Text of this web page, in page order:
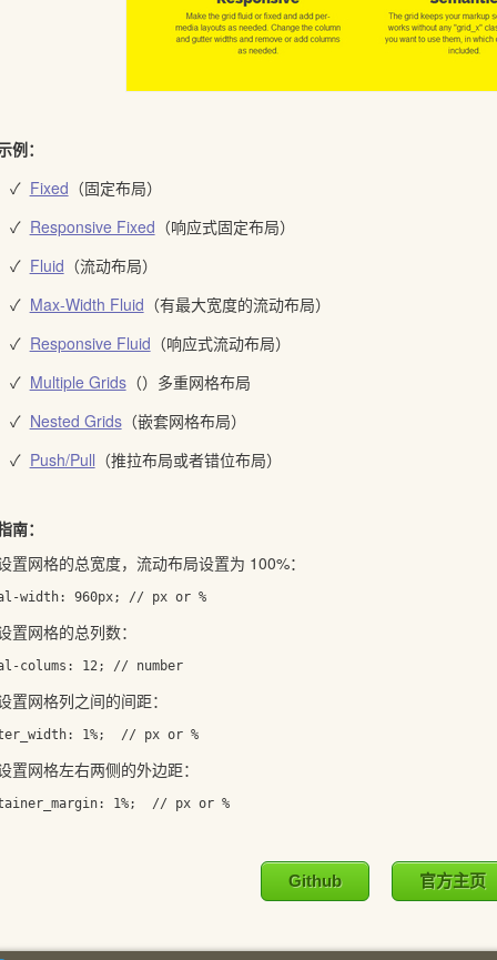
例：
✓ Fixed （固定布局）
✓ Responsive Fixed （响应式固定布局）
✓ Fluid （流动布局）
✓ Max-Width Fluid （有最大宽度的流动布局）
✓ Responsive Fluid （响应式流动布局）
✓ Multiple Grids（）多重网格布局
✓ Nested Grids（嵌套网格布局）
✓ Push/Pull （推拉布局或者错位布局）
南：
网格的总宽度，流动布局设置为 100%：
$total-width: 960px; // px or %
网格的总列数：
$total-colums: 12; // number
网格列之间的间距：
$gutter_width: 1%;  // px or %
网格左右两侧的外边距：
$container_margin: 1%;  // px or %
Github 官方主页